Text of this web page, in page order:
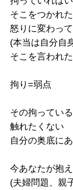
そこをつかれ
怒りに変わっ
(本当は自分自
そこを言われ
拘り=弱点
その拘ってい
触れたくない
自分の奥底に
今あなたが抱
(夫婦問題、親